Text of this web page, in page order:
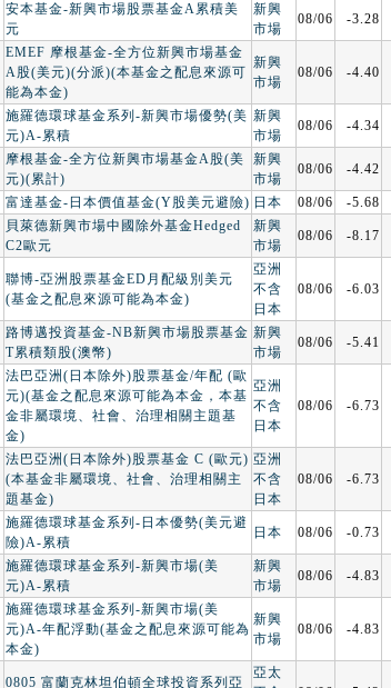
安本基金-新興市場股票基金A累積美
元
新興
市場
08/06 -3.28
EMEF 摩根基金-全方位新興市場基金
A股(美元)(分派)(本基金之配息來源可
能為本金)
新興
市場
08/06 -4.40
施羅德環球基金系列-新興市場優勢(美
元)A-累積
新興
市場
08/06 -4.34
摩根基金-全方位新興市場基金A股(美
元)(累計)
新興
市場
08/06 -4.42
富達基金-日本價值基金(Y股美元避險) 日本 08/06 -5.68
貝萊德新興市場中國除外基金Hedged
C2歐元
新興
市場
08/06 -8.17
聯博-亞洲股票基金ED月配級別美元
(基金之配息來源可能為本金)
亞洲
不含
日本
08/06 -6.03
路博邁投資基金-NB新興市場股票基金
T累積類股(澳幣)
新興
市場
08/06 -5.41
法巴亞洲(日本除外)股票基金/年配 (歐
元)(基金之配息來源可能為本金，本基
金非屬環境、社會、治理相關主題基
金)
亞洲
不含
日本
08/06 -6.73
法巴亞洲(日本除外)股票基金 C (歐元)
(本基金非屬環境、社會、治理相關主
題基金)
亞洲
不含
日本
08/06 -6.73
施羅德環球基金系列-日本優勢(美元避
險)A-累積
日本 08/06 -0.73
施羅德環球基金系列-新興市場(美
元)A-累積
新興
市場
08/06 -4.83
施羅德環球基金系列-新興市場(美
元)A-年配浮動(基金之配息來源可能為
本金)
新興
市場
08/06 -4.83
0805 富蘭克林坦伯頓全球投資系列亞
亞太